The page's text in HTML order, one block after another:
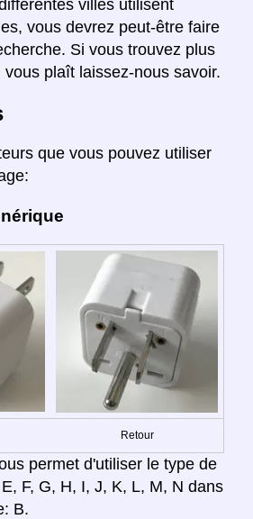
villes utilisent
vous devrez peut-être faire
Si vous trouvez plus
plaît laissez-nous savoir.
que vous pouvez utiliser
Retour
permet d'utiliser le type de
F, G, H, I, J, K, L, M, N dans
B.